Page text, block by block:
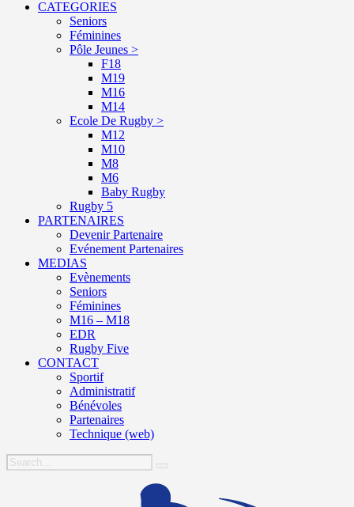
CATEGORIES
Seniors
Féminines
Pôle Jeunes >
F18
M19
M16
M14
Ecole De Rugby >
M12
M10
M8
M6
Baby Rugby
Rugby 5
PARTENAIRES
Devenir Partenaire
Evénement Partenaires
MEDIAS
Evènements
Seniors
Féminines
M16 – M18
EDR
Rugby Five
CONTACT
Sportif
Administratif
Bénévoles
Partenaires
Technique (web)